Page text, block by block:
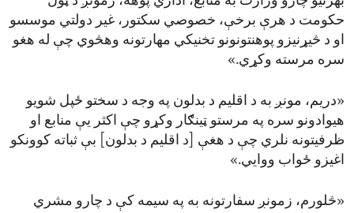
حکومت د هرې برخې، خصوصي سکتور، غیر دولتي موسسو
او د څیړنیزو پوهنتونونو تخنیکي مهارتونه وهڅوي چې له هغو
سره مرسته وکړي.»
«دریم، مونږ به د اقلیم د بدلون په وجه د سختو ځپل شویو
هیوادونو سره په مرستو ټینګار وکړو چې اکثر یې منابع او
ظرفیتونه نلري چې د هغې [د اقلیم د بدلون] بې ثباته کوونکو
اغیزو ځواب ووایي.»
«څلورم، زمونږ سفارتونه به په سیمه کې د چارو مشري